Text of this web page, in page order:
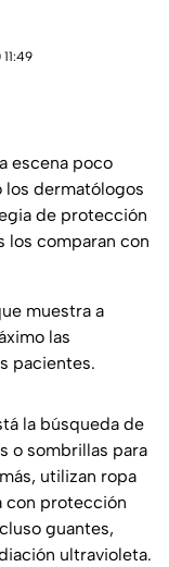
escena poco
los dermatólogos
de protección
los comparan con
muestra a
las
pacientes.
la búsqueda de
o sombrillas para
utilizan ropa
con protección
guantes,
ultravioleta.